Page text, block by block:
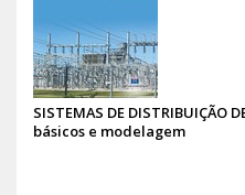
SISTEMAS DE DISTRIBUIÇÃO
básicos e modelagem